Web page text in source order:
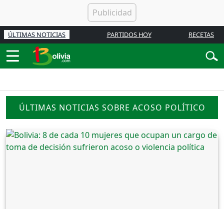
ÚLTIMAS NOTICIAS PARTIDOS HOY RECETAS
ÚLTIMAS NOTICIAS SOBRE ACOSO POLÍTICO